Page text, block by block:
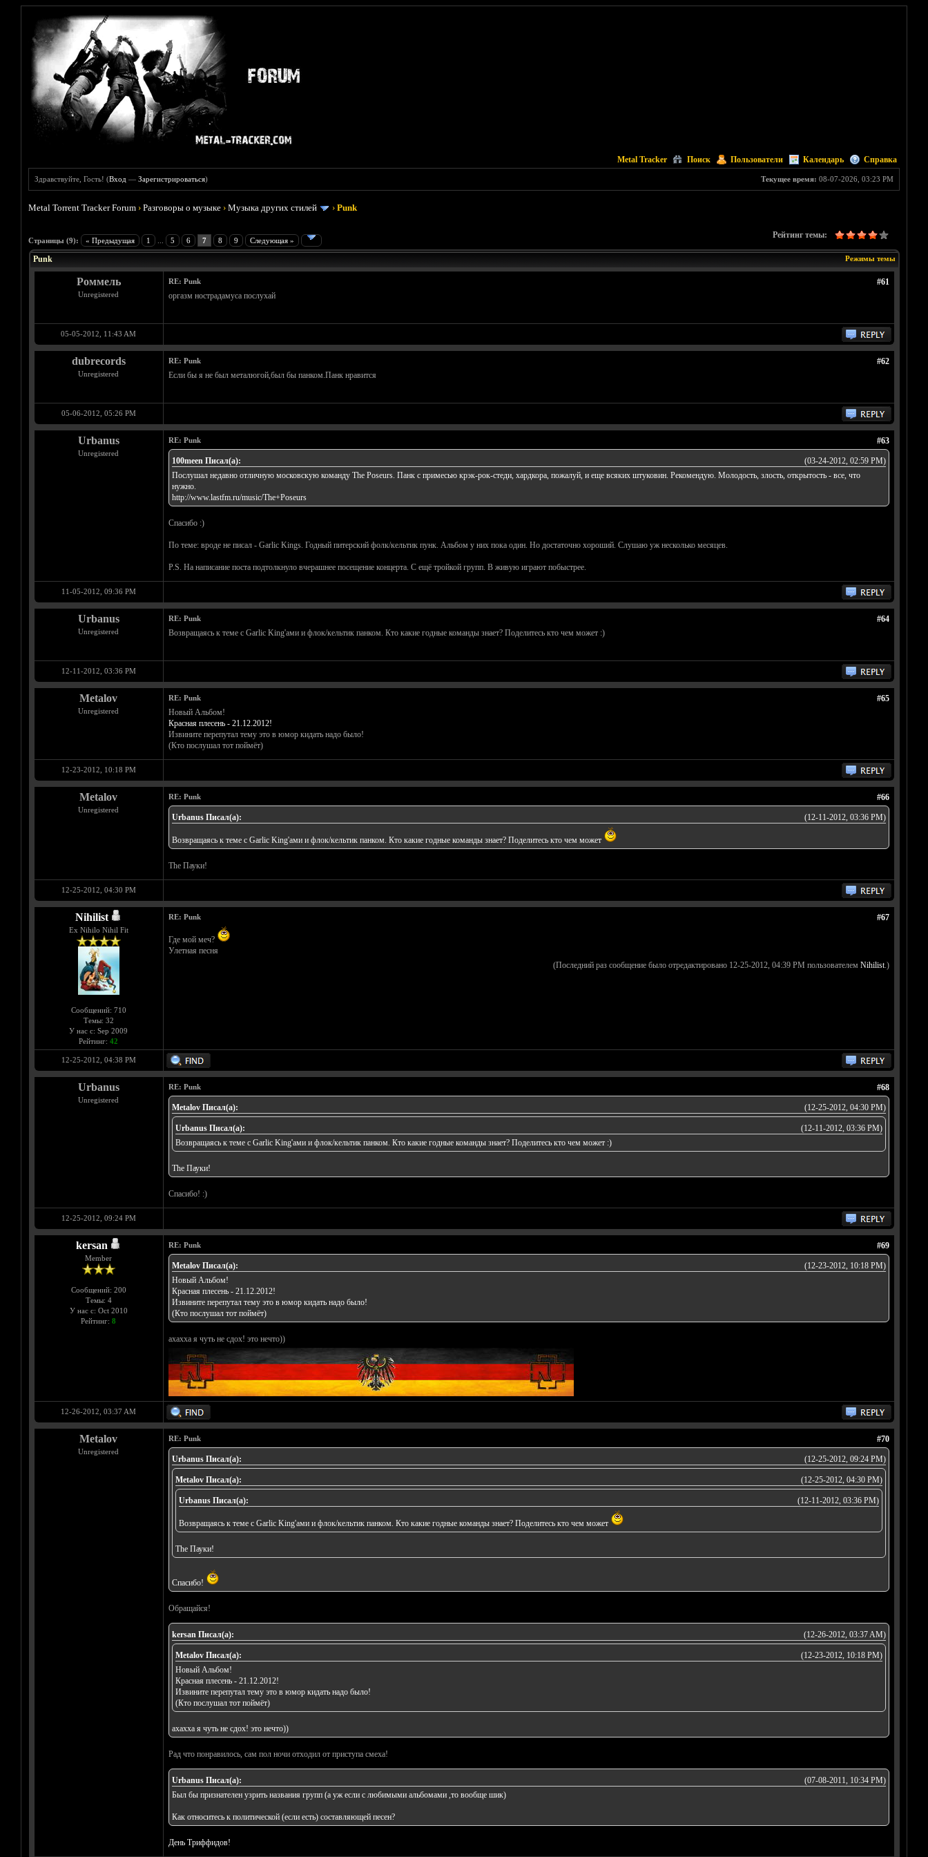
Metal Tracker Поиск Пользователи Календарь Справка
Текущее время: 08-07-2026, 03:23 PM
Здравствуйте, Гость! (Вход —Зарегистрироваться)
Metal Torrent Tracker Forum ›Разговоры о музыке ›Музыка других стилей ›Punk
Страницы (9): « Предыдущая 1 5 6 7 8 9 Следующая »
Рейтинг темы:
Голосов: 7 - Средняя оценка: 3.71
1
2
3
4
5
Режимы темы
Punk
Роммель
Unregistered
#61
RE: Punk
оргазм нострадамуса послухай
05-05-2012, 11:43 AM
dubrecords
Unregistered
#62
RE: Punk
Если бы я не был металюгой,был бы панком.Панк нравится
05-06-2012, 05:26 PM
Urbanus
Unregistered
#63
RE: Punk
(03-24-2012, 02:59 PM)
100meen Писал(а):
Послушал недавно отличную московскую команду The Poseurs. Панк с примесью крэк-рок-стеди, хардкора, пожалуй, и еще всяких штуковин. Рекомендую. Молодость, злость, открытость - все, что
нужно.
http://www.lastfm.ru/music/The+Poseurs
Спасибо :)
По теме: вроде не писал - Garlic Kings. Годный питерский фолк/кельтик пунк. Альбом у них пока один. Но достаточно хороший. Слушаю уж несколько месяцев.
P.S. На написание поста подтолкнуло вчерашнее посещение концерта. С ещё тройкой групп. В живую играют побыстрее.
11-05-2012, 09:36 PM
Urbanus
Unregistered
#64
RE: Punk
Возвращаясь к теме с Garlic King'ами и флок/кельтик панком. Кто какие годные команды знает? Поделитесь кто чем может :)
12-11-2012, 03:36 PM
Metalov
Unregistered
#65
RE: Punk
Новый Альбом!
Красная плесень - 21.12.2012!
Извините перепутал тему это в юмор кидать надо было!
(Кто послушал тот поймёт)
12-23-2012, 10:18 PM
Metalov
Unregistered
#66
RE: Punk
(12-11-2012, 03:36 PM)
Urbanus Писал(а):
Возвращаясь к теме с Garlic King'ами и флок/кельтик панком. Кто какие годные команды знает? Поделитесь кто чем может
The Пауки!
12-25-2012, 04:30 PM
Nihilist
Ex Nihilo Nihil Fit
Сообщений: 710
Темы: 32
У нас с: Sep 2009
Рейтинг: 42
#67
RE: Punk
Где мой меч?
Улетная песня
(Последний раз сообщение было отредактировано 12-25-2012, 04:39 PM пользователем Nihilist.)
12-25-2012, 04:38 PM
Urbanus
Unregistered
#68
RE: Punk
(12-25-2012, 04:30 PM)
Metalov Писал(а):
(12-11-2012, 03:36 PM)
Urbanus Писал(а):
Возвращаясь к теме с Garlic King'ами и флок/кельтик панком. Кто какие годные команды знает? Поделитесь кто чем может :)
The Пауки!
Спасибо! :)
12-25-2012, 09:24 PM
kersan
Member
Сообщений: 200
Темы: 4
У нас с: Oct 2010
Рейтинг: 8
#69
RE: Punk
(12-23-2012, 10:18 PM)
Metalov Писал(а):
Новый Альбом!
Красная плесень - 21.12.2012!
Извините перепутал тему это в юмор кидать надо было!
(Кто послушал тот поймёт)
ахахха я чуть не сдох! это нечто))
12-26-2012, 03:37 AM
Metalov
Unregistered
#70
RE: Punk
(12-25-2012, 09:24 PM)
Urbanus Писал(а):
(12-25-2012, 04:30 PM)
Metalov Писал(а):
(12-11-2012, 03:36 PM)
Urbanus Писал(а):
Возвращаясь к теме с Garlic King'ами и флок/кельтик панком. Кто какие годные команды знает? Поделитесь кто чем может
The Пауки!
Спасибо!
Обращайся!
(12-26-2012, 03:37 AM)
kersan Писал(а):
(12-23-2012, 10:18 PM)
Metalov Писал(а):
Новый Альбом!
Красная плесень - 21.12.2012!
Извините перепутал тему это в юмор кидать надо было!
(Кто послушал тот поймёт)
ахахха я чуть не сдох! это нечто))
Рад что понравилось, сам пол ночи отходил от приступа смеха!
(07-08-2011, 10:34 PM)
Urbanus Писал(а):
Был бы признателен узрить названия групп (а уж если с любимыми альбомами ,то вообще шик)
Как относитесь к политической (если есть) составляющей песен?
День Триффидов!